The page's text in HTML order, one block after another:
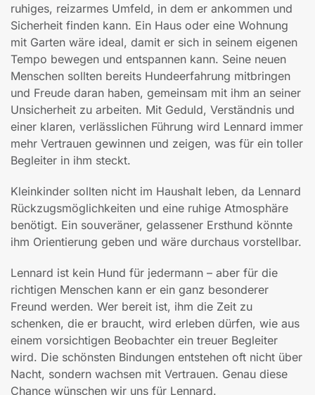
ruhiges, reizarmes Umfeld, in dem er ankommen und
Sicherheit finden kann. Ein Haus oder eine Wohnung
mit Garten wäre ideal, damit er sich in seinem eigenen
Tempo bewegen und entspannen kann. Seine neuen
Menschen sollten bereits Hundeerfahrung mitbringen
und Freude daran haben, gemeinsam mit ihm an seiner
Unsicherheit zu arbeiten. Mit Geduld, Verständnis und
einer klaren, verlässlichen Führung wird Lennard immer
mehr Vertrauen gewinnen und zeigen, was für ein toller
Begleiter in ihm steckt.
Kleinkinder sollten nicht im Haushalt leben, da Lennard
Rückzugsmöglichkeiten und eine ruhige Atmosphäre
benötigt. Ein souveräner, gelassener Ersthund könnte
ihm Orientierung geben und wäre durchaus vorstellbar.
Lennard ist kein Hund für jedermann – aber für die
richtigen Menschen kann er ein ganz besonderer
Freund werden. Wer bereit ist, ihm die Zeit zu
schenken, die er braucht, wird erleben dürfen, wie aus
einem vorsichtigen Beobachter ein treuer Begleiter
wird. Die schönsten Bindungen entstehen oft nicht über
Nacht, sondern wachsen mit Vertrauen. Genau diese
Chance wünschen wir uns für Lennard.